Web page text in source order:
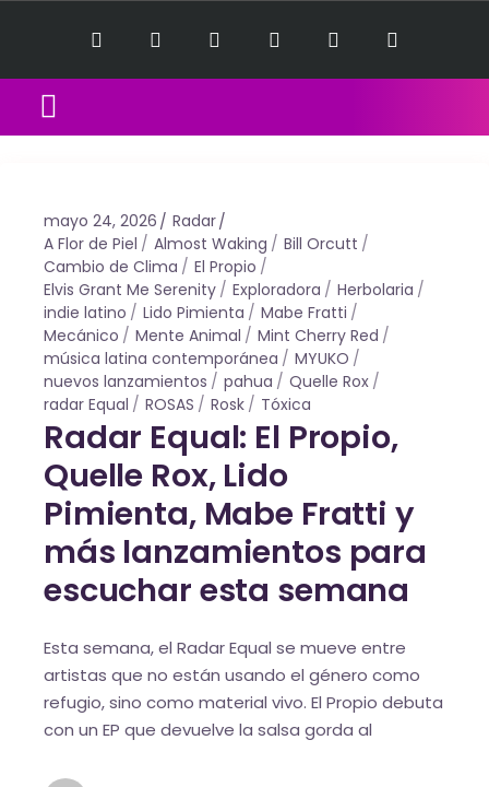
mayo 24, 2026
Radar
A Flor de Piel
Almost Waking
Bill Orcutt
Cambio de Clima
El Propio
Elvis Grant Me Serenity
Exploradora
Herbolaria
indie latino
Lido Pimienta
Mabe Fratti
Mecánico
Mente Animal
Mint Cherry Red
música latina contemporánea
MYUKO
nuevos lanzamientos
pahua
Quelle Rox
radar Equal
ROSAS Rosk Tóxica
Radar Equal: El Propio,
Quelle Rox, Lido
Pimienta, Mabe Fratti y
más lanzamientos para
escuchar esta semana
Esta semana, el Radar Equal se mueve entre
artistas que no están usando el género como
refugio, sino como material vivo. El Propio debuta
con un EP que devuelve la salsa gorda al